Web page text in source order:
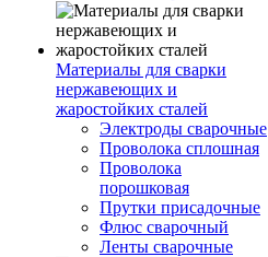
Материалы для сварки
нержавеющих и
жаростойких сталей
Электроды сварочные
Проволока сплошная
Проволока
порошковая
Прутки присадочные
Флюс сварочный
Ленты сварочные